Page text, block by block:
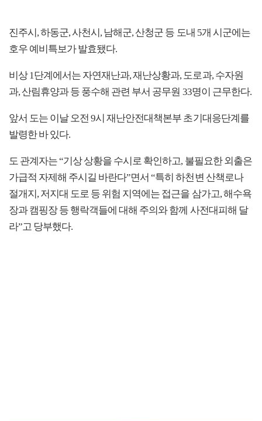
진주시, 하동군, 사천시, 남해군, 산청군 등 도내 5개 시군에는
호우 예비특보가 발효됐다.
비상 1단계에서는 자연재난과, 재난상황과, 도로과, 수자원
과, 산림휴양과 등 풍수해 관련 부서 공무원 33명이 근무한다.
앞서 도는 이날 오전 9시 재난안전대책본부 초기대응단계를
발령한 바 있다.
도 관계자는 “기상 상황을 수시로 확인하고, 불필요한 외출은
가급적 자제해 주시길 바란다”면서 “특히 하천변 산책로나
절개지, 저지대 도로 등 위험 지역에는 접근을 삼가고, 해수욕
장과 캠핑장 등 행락객들에 대해 주의와 함께 사전대피해 달
라”고 당부했다.